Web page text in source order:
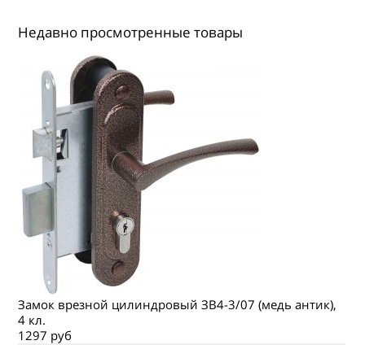
Недавно просмотренные товары
Замок врезной цилиндровый ЗВ4-3/07 (медь антик),
4 кл.
1297 руб